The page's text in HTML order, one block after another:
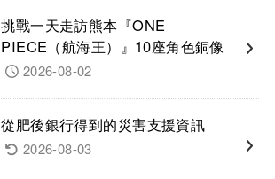
挑戰一天走訪熊本『ONE
PIECE（航海王）』10座角色銅像
2026-08-02
從肥後銀行得到的災害支援資訊
2026-08-03